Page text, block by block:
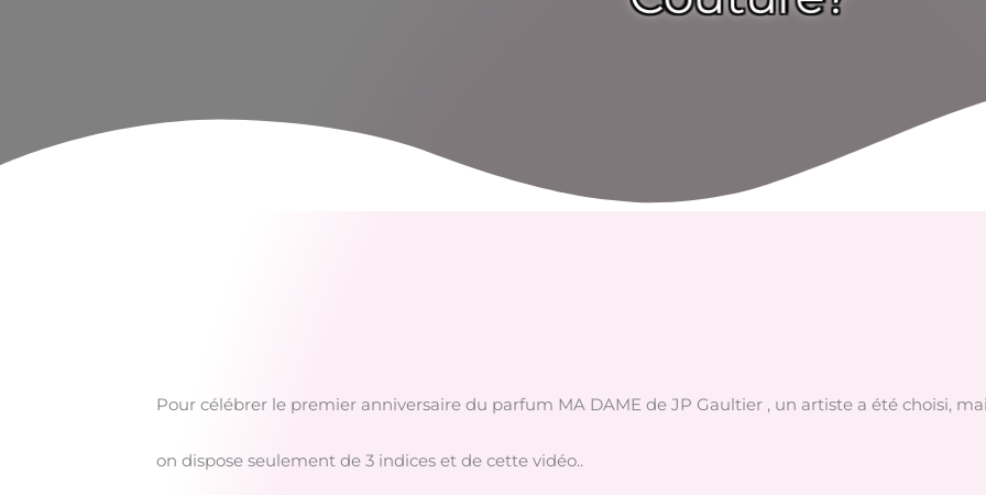
Pour célébrer le premier anniversaire du parfum MA DAME de JP Gaultier , un artiste a été choisi,
on dispose seulement de 3 indices et de cette vidéo..